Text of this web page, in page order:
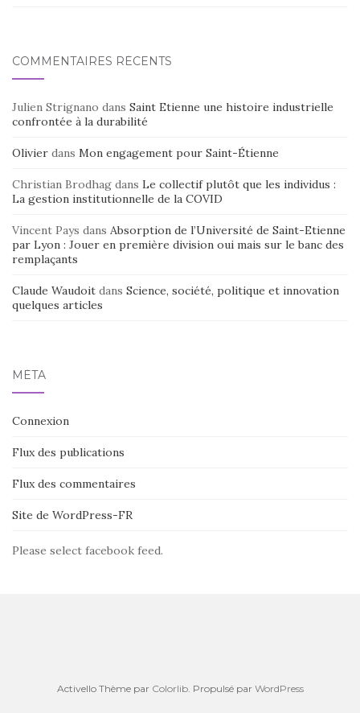
COMMENTAIRES RÉCENTS
Julien Strignano dans Saint Etienne une histoire industrielle
confrontée à la durabilité
Olivier dans Mon engagement pour Saint-Étienne
Christian Brodhag dans Le collectif plutôt que les individus :
La gestion institutionnelle de la COVID
Vincent Pays dans Absorption de l’Université de Saint-Etienne
par Lyon : Jouer en première division oui mais sur le banc des
remplaçants
Claude Waudoit dans Science, société, politique et innovation
quelques articles
MÉTA
Connexion
Flux des publications
Flux des commentaires
Site de WordPress-FR
Please select facebook feed.
Activello Thème par Colorlib. Propulsé par WordPress